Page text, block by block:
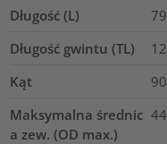
Długość (L)
79
Długość gwintu (TL)
12
Kąt
90
Maksymalna średnic
a zew. (OD max.)
44